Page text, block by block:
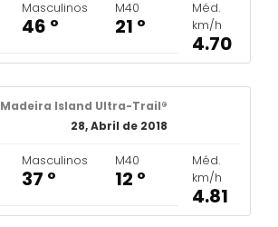
Masculinos
46 º
M40
21 º
Méd.
km/h
4.70
Madeira Island Ultra-Trail®
28, Abril de 2018
Masculinos
37 º
M40
12 º
Méd.
km/h
4.81